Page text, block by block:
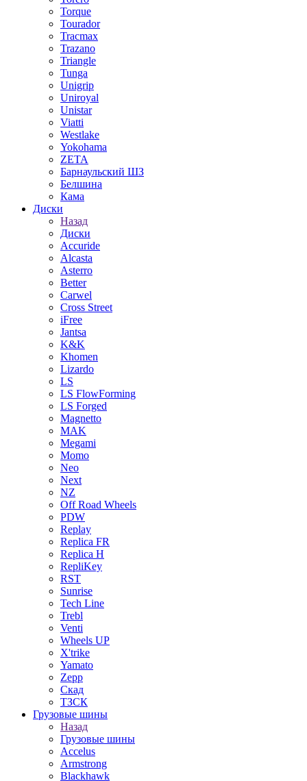
Torque
Tourador
Tracmax
Trazano
Triangle
Tunga
Unigrip
Uniroyal
Unistar
Viatti
Westlake
Yokohama
ZETA
Барнаульский ШЗ
Белшина
Кама
Диски
Назад
Диски
Accuride
Alcasta
Asterro
Better
Carwel
Cross Street
iFree
Jantsa
K&K
Khomen
Lizardo
LS
LS FlowForming
LS Forged
Magnetto
MAK
Megami
Momo
Neo
Next
NZ
Off Road Wheels
PDW
Replay
Replica FR
Replica H
RepliKey
RST
Sunrise
Tech Line
Trebl
Venti
Wheels UP
X'trike
Yamato
Zepp
Скад
ТЗСК
Грузовые шины
Назад
Грузовые шины
Accelus
Armstrong
Blackhawk